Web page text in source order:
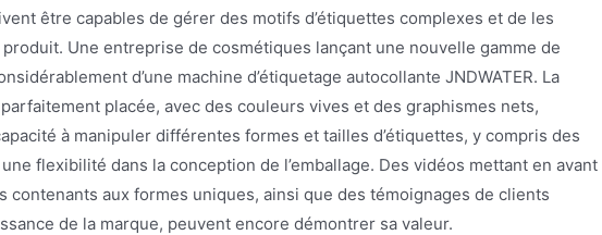
être capables de gérer des motifs d’étiquettes complexes et de les
Une entreprise de cosmétiques lançant une nouvelle gamme de
d’une machine d’étiquetage autocollante JNDWATER. La
placée, avec des couleurs vives et des graphismes nets,
à manipuler différentes formes et tailles d’étiquettes, y compris des
flexibilité dans la conception de l’emballage. Des vidéos mettant en avant
aux formes uniques, ainsi que des témoignages de clients
de la marque, peuvent encore démontrer sa valeur.